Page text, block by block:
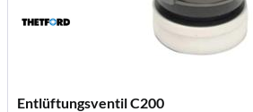
Entlüftungsventil C200